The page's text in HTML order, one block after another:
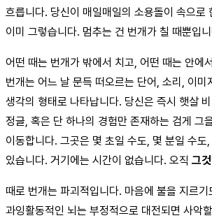
흐릅니다. 당신이 매일매일의 소용돌이 속으로
이미 그렇습니다. 멈추는 건 번개가 칠 때뿐입
어떤 때는 번개가 밖에서 치고, 어떤 때는 안에
번개는 어느 날 문득 떠오르는 단어, 소리, 이미
생각의 형태로 나타납니다. 당신은 즉시 햇살
정글, 혹은 단 하나의 경험만 존재하는 검게 그
이동합니다. 그곳은 몇 초일 수도, 몇 분일 수도
있습니다. 거기에는 시간이 없습니다. 오직 그것
때로 번개는 파괴적입니다. 마음에 불을 지르기
과잉활동적인 뇌는 부정적으로 대전되면 사악